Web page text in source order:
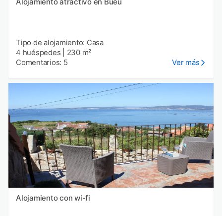
Tipo de alojamiento: Casa
4 huéspedes
230 m²
Comentarios: 5
Ver más
Alojamiento con wi-fi